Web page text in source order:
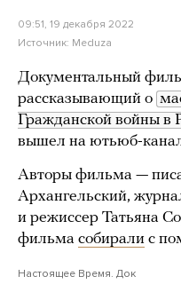
09:51, 19 декабря 2022
Источник: Meduza
Документальный
рассказывающий о
Гражданской войны в
вышел на ютьюб-
Авторы фильма —
Архангельский,
и режиссер Татьяна
фильма собирали с
Настоящее Время. Док